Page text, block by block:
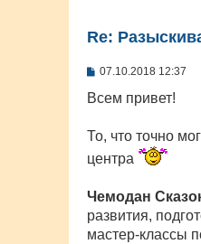
Re:
С
о
е
и
07.10.2018 12:37
Всем привет!
То, что точно
центра
Чемодан
развития,
мастер-классы